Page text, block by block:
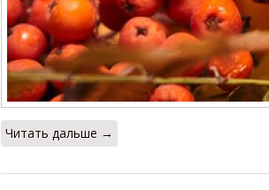
Читать дальше →